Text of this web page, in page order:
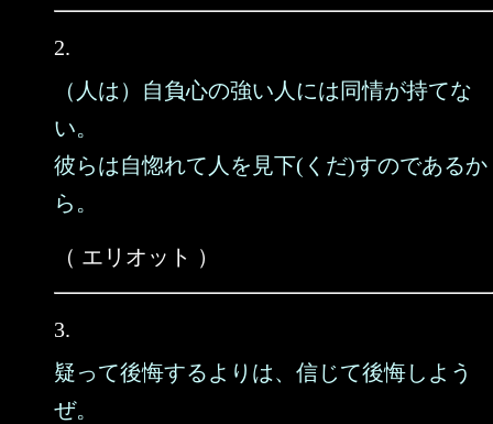
2.
（人は）自負心の強い人には同情が持てな
い。
彼らは自惚れて人を見下(くだ)すのであるか
ら。
（ エリオット ）
3.
疑って後悔するよりは、信じて後悔しよう
ぜ。